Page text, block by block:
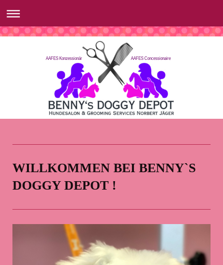
AAFES Konzessionär AAFES Concessionaire
WILLKOMMEN BEI BENNY`S
DOGGY DEPOT !